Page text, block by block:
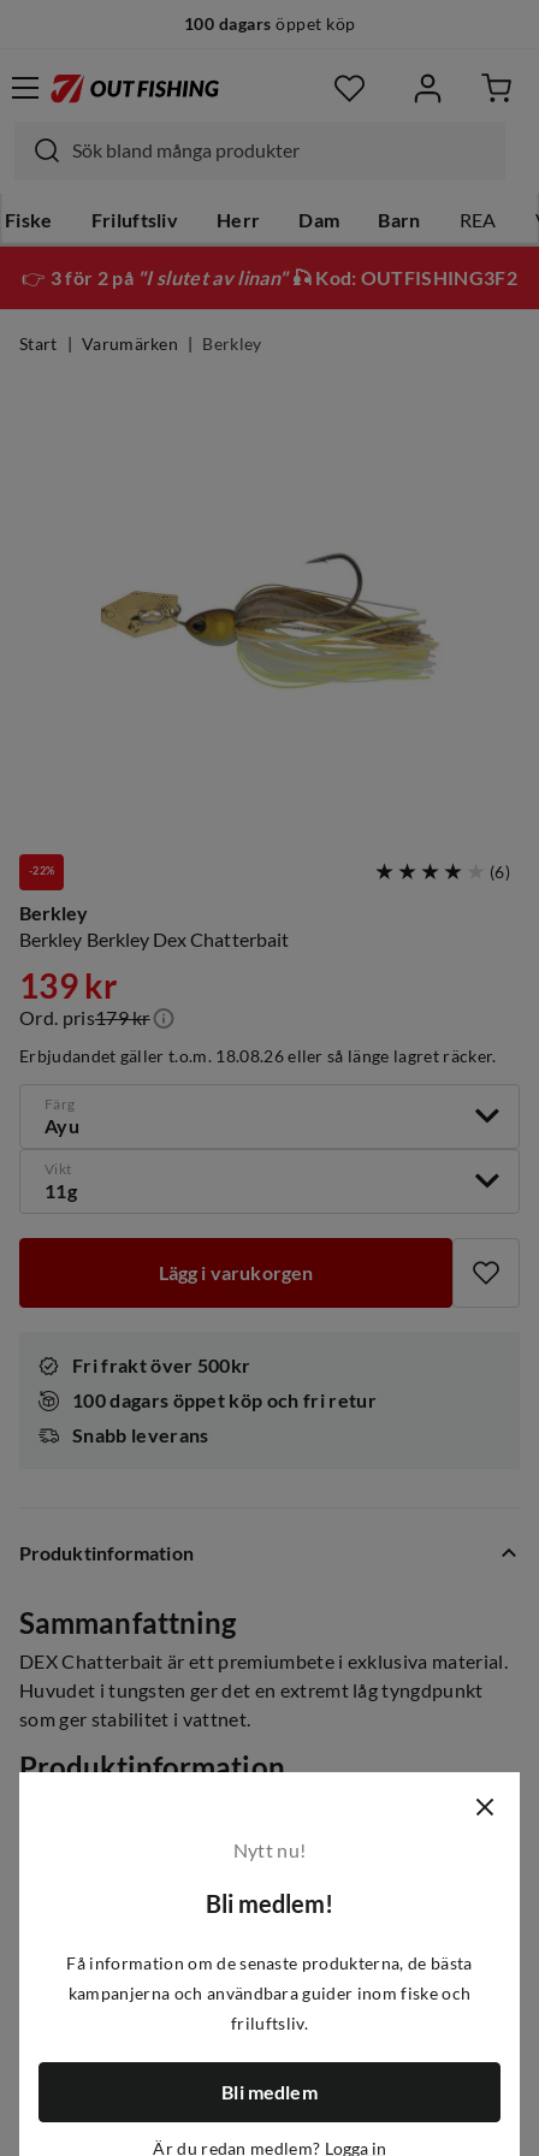
100 dagars öppet köp
Fiske Friluftsliv Herr Dam Barn REA
👉 3 för 2 på "I slutet av linan"🎣 Kod: OUTFISHING3F2
Start Varumärken Berkley
-22% (6)
Berkley
Berkley Berkley Dex Chatterbait
discounted
price
139 kr
original
price
Ord. pris179 kr
Erbjudandet gäller t.o.m. 18.08.26 eller så länge lagret räcker.
Färg
Ayu
Vikt
11g
Lägg i varukorgen
Fri frakt över 500kr
100 dagars öppet köp och fri retur
Snabb leverans
Produktinformation
Sammanfattning
DEX Chatterbait är ett premiumbete i exklusiva material.
Huvudet i tungsten ger det en extremt låg tyngdpunkt
som ger stabilitet i vattnet.
Produktinformation
• Ett superbete för abborre, gös och gädda
Nytt nu!
Bli medlem!
Få information om de senaste produkterna, de bästa
kampanjerna och användbara guider inom fiske och
friluftsliv.
Bli medlem
Är du redan medlem? Logga in